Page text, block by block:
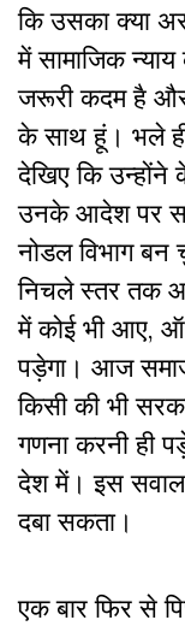
कि उसका क्या
में सामाजिक
जरूरी कदम है
के साथ हूं। भले
देखिए कि उन्होंने
उनके आदेश पर
नोडल विभाग
निचले स्तर तक
में कोई भी आए,
पड़ेगा। आज
किसी की भी
गणना करनी ही
देश में। इस सवाल
दबा सकता।
एक बार फिर से